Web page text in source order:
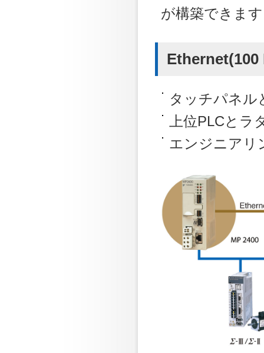
が構築できま
Ethernet(100
タッチパネル
上位PLCと
エンジニアリ